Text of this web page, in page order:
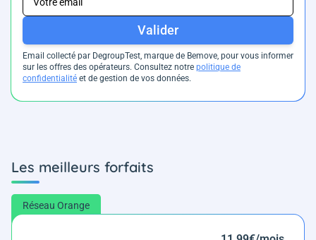
Valider
Email collecté par DegroupTest, marque de Bemove, pour vous informer
sur les offres des opérateurs. Consultez notre politique de
confidentialité et de gestion de vos données.
Les meilleurs forfaits
Réseau Orange